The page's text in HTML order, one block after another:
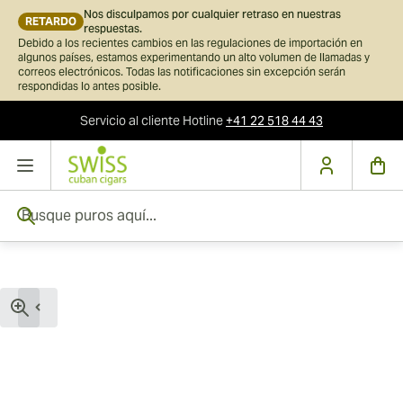
RETARDO
Nos disculpamos por cualquier retraso en nuestras
respuestas.
Debido a los recientes cambios en las regulaciones de importación en
algunos países, estamos experimentando un alto volumen de llamadas y
correos electrónicos. Todas las notificaciones sin excepción serán
respondidas lo antes posible.
Servicio al cliente Hotline+41 22 518 44 43